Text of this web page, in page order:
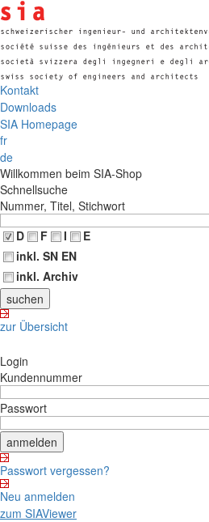
Kontakt
Downloads
SIA Homepage
fr
de
Willkommen beim SIA-Shop
Schnellsuche
Nummer, Titel, Stichwort
D
F I
E
inkl. SN EN
inkl. Archiv
zur Übersicht
Login
Kundennummer
Passwort
Passwort vergessen?
Neu anmelden
zum SIAViewer